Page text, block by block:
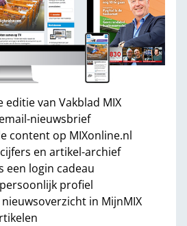
editie van Vakblad MIX
nieuwsbrief
content op MIXonline.nl
en artikel-archief
een login cadeau
profiel
in MijnMIX